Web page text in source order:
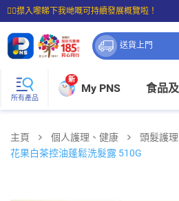
☝🏼㩒入嚟睇下我哋嘅可持續發展概覽啦！
⭐購物滿$399即享免費送貨；滿$100即可免費
送貨上門
所有產品
新
My PNS 食品
主頁 個人護理、健康 頭髮護理
花果白茶控油蓬鬆洗髮露 510G